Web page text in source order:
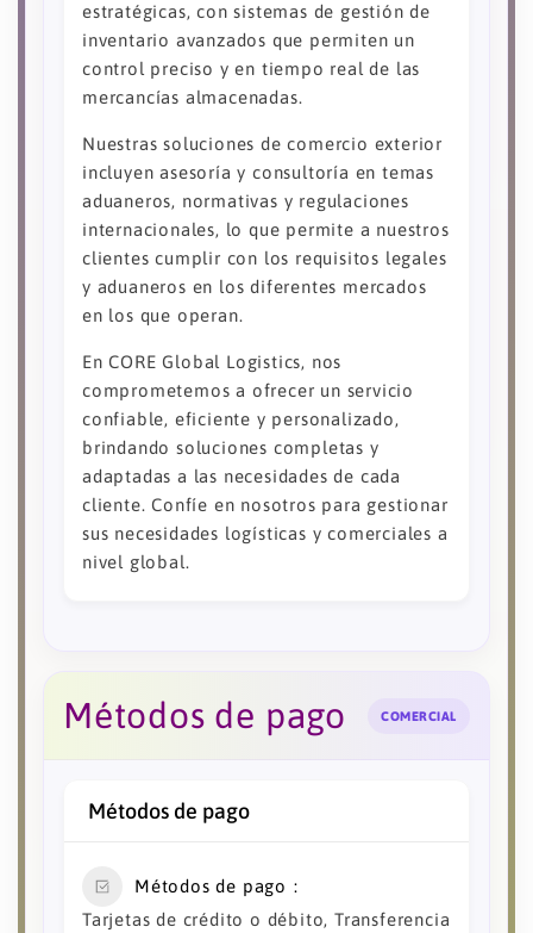
estratégicas, con sistemas de gestión de
inventario avanzados que permiten un
control preciso y en tiempo real de las
mercancías almacenadas.
Nuestras soluciones de comercio exterior
incluyen asesoría y consultoría en temas
aduaneros, normativas y regulaciones
internacionales, lo que permite a nuestros
clientes cumplir con los requisitos legales
y aduaneros en los diferentes mercados
en los que operan.
En CORE Global Logistics, nos
comprometemos a ofrecer un servicio
confiable, eficiente y personalizado,
brindando soluciones completas y
adaptadas a las necesidades de cada
cliente. Confíe en nosotros para gestionar
sus necesidades logísticas y comerciales a
nivel global.
Métodos de pago COMERCIAL
Métodos de pago
Métodos de pago
Tarjetas de crédito o débito, Transferencia